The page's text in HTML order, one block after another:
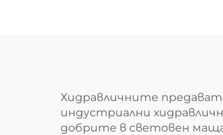
Хидравличните
индустриални
добрите в световен